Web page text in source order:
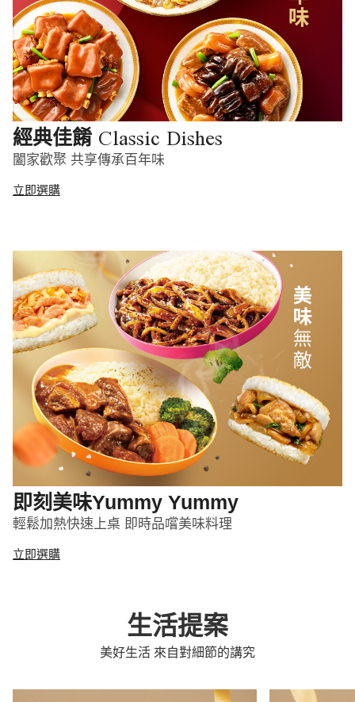
經典佳餚 Classic Dishes
闔家歡聚 共享傳承百年味
立即選購
即刻美味Yummy Yummy
輕鬆加熱快速上桌 即時品嚐美味料理
立即選購
生活提案
美好生活 來自對細節的講究